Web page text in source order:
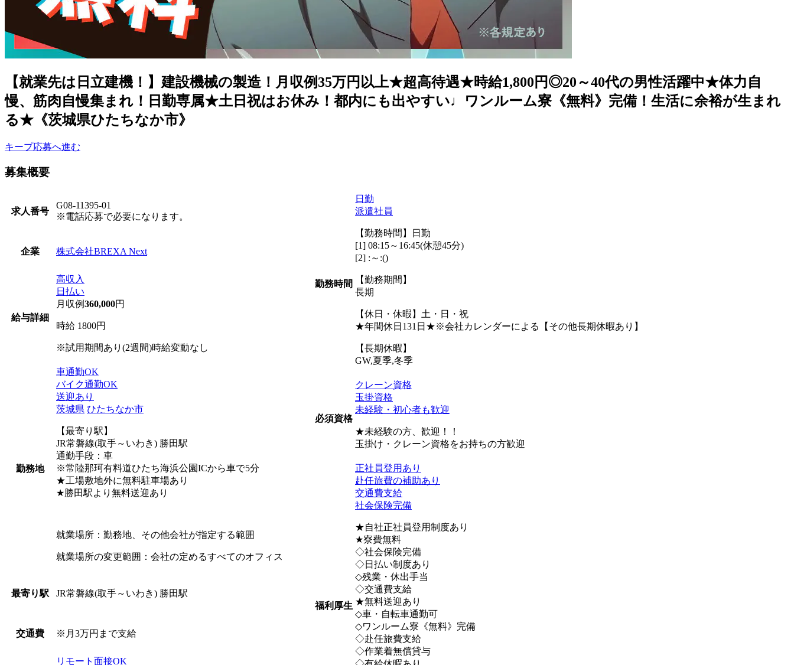
【就業先は日立建機！】建設機械の製造！月収例35万円以上★超高待遇★時給1,800円◎20～40代の男性活躍中★体力自
慢、筋肉自慢集まれ！日勤専属★土日祝はお休み！都内にも出やすい♩ワンルーム寮《無料》完備！生活に余裕が生まれ
る★《茨城県ひたちなか市》
キープ応募へ進む
募集概要
求人番号
G08-11395-01
※電話応募で必要になります。
企業 株式会社BREXA Next
給与詳細
高収入
日払い
月収例360,000円
時給 1800円
※試用期間あり(2週間)時給変動なし
勤務地
車通勤OK
バイク通勤OK
送迎あり
茨城県 ひたちなか市
【最寄り駅】
JR常磐線(取手～いわき) 勝田駅
通勤手段：車
※常陸那珂有料道ひたち海浜公園ICから車で5分
★工場敷地外に無料駐車場あり
★勝田駅より無料送迎あり
就業場所：勤務地、その他会社が指定する範囲
就業場所の変更範囲：会社の定めるすべてのオフィス
最寄り駅 JR常磐線(取手～いわき) 勝田駅
交通費 ※月3万円まで支給
リモート面接OK
勤務時間
日勤
派遣社員
【勤務時間】日勤
[1] 08:15～16:45(休憩45分)
[2] :～:()
【勤務期間】
長期
【休日・休暇】土・日・祝
★年間休日131日★※会社カレンダーによる【その他長期休暇あり】
【長期休暇】
GW,夏季,冬季
必須資格
クレーン資格
玉掛資格
未経験・初心者も歓迎
★未経験の方、歓迎！！
玉掛け・クレーン資格をお持ちの方歓迎
福利厚生
正社員登用あり
赴任旅費の補助あり
交通費支給
社会保険完備
★自社正社員登用制度あり
★寮費無料
◇社会保険完備
◇日払い制度あり
◇残業・休出手当
◇交通費支給
★無料送迎あり
◇車・自転車通勤可
◇ワンルーム寮《無料》完備
◇赴任旅費支給
◇作業着無償貸与